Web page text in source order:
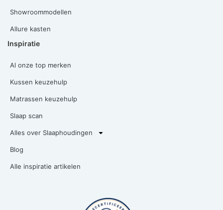
Showroommodellen
Allure kasten
Inspiratie
Al onze top merken
Kussen keuzehulp
Matrassen keuzehulp
Slaap scan
Alles over Slaaphoudingen
Blog
Alle inspiratie artikelen